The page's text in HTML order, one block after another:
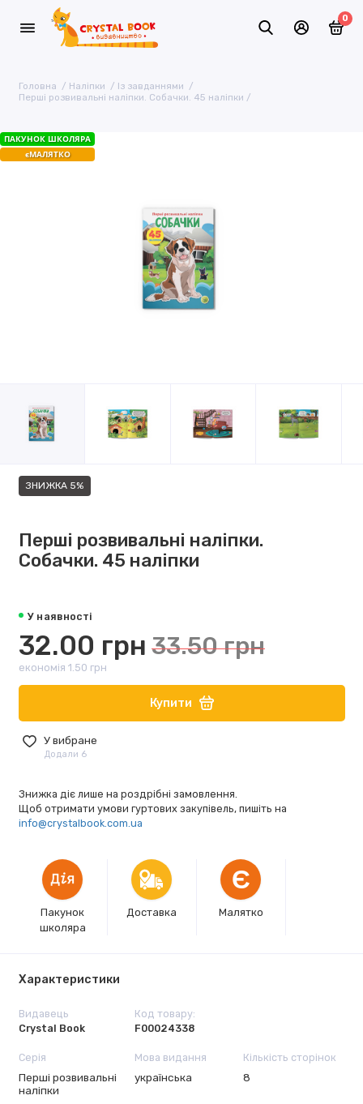
0
Головна Наліпки
Із завданнями
Перші розвивальні наліпки. Собачки. 45 наліпки
ПАКУНОК ШКОЛЯРА
єМАЛЯТКО
ЗНИЖКА 5%
Перші розвивальні наліпки.
Собачки. 45 наліпки
У наявності
32.00 грн 33.50 грн
економія 1.50 грн
Купити
У вибране
Додали 6
Знижка діє лише на роздрібні замовлення.
Щоб отримати умови гуртових закупівель, пишіть на
info@crystalbook.com.ua
Пакунок
школяра
Доставка
Є
Малятко
Характеристики
Видавець
Crystal Book
Код товару:
F00024338
Серія
Перші розвивальні
наліпки
Мова видання
українська
Кількість сторінок
8